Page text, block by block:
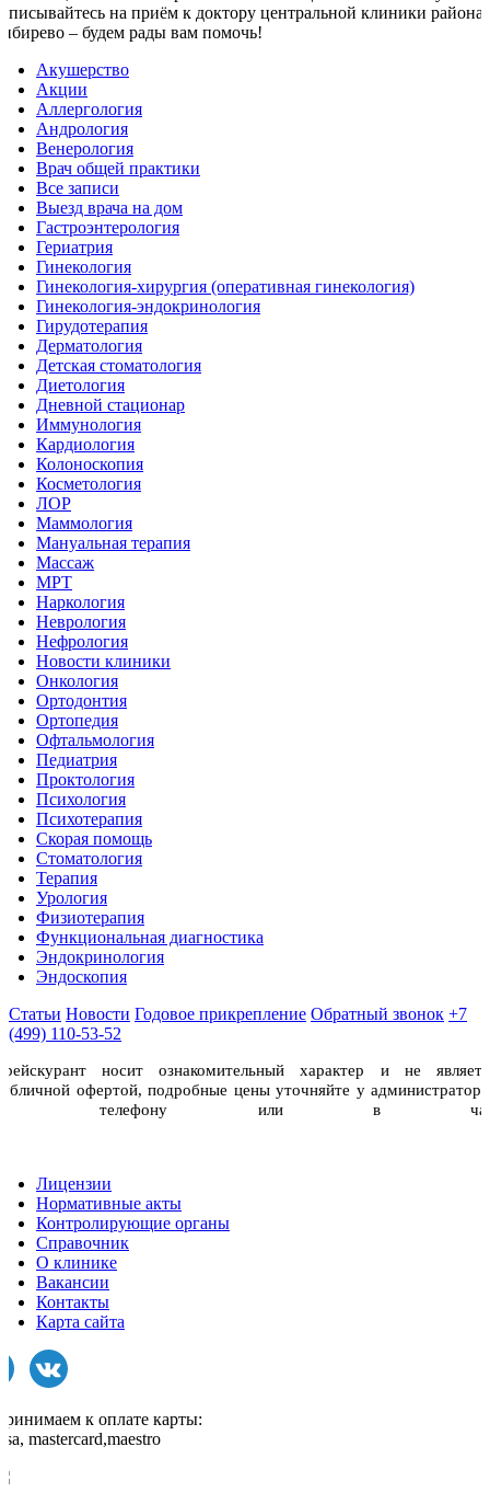
на приём к доктору центральной клиники района
– будем рады вам помочь!
Акушерство
Акции
Аллергология
Андрология
Венерология
Врач общей практики
Все записи
Выезд врача на дом
Гастроэнтерология
Гериатрия
Гинекология
Гинекология-хирургия (оперативная гинекология)
Гинекология-эндокринология
Гирудотерапия
Дерматология
Детская стоматология
Диетология
Дневной стационар
Иммунология
Кардиология
Колоноскопия
Косметология
ЛОР
Маммология
Мануальная терапия
Массаж
МРТ
Наркология
Неврология
Нефрология
Новости клиники
Онкология
Ортодонтия
Ортопедия
Офтальмология
Педиатрия
Проктология
Психология
Психотерапия
Скорая помощь
Стоматология
Терапия
Урология
Физиотерапия
Функциональная диагностика
Эндокринология
Эндоскопия
Статьи Новости Годовое прикрепление Обратный звонок +7
(499) 110-53-52
носит ознакомительный характер и не
офертой, подробные цены уточняйте у
телефону или в
Лицензии
Нормативные акты
Контролирующие органы
Справочник
О клинике
Вакансии
Контакты
Карта сайта
к оплате карты:
mastercard,maestro